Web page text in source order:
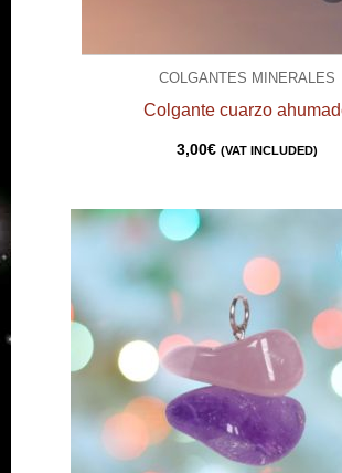
COLGANTES MINERALES
Colgante cuarzo
3,00€ (VAT INCLUDED)